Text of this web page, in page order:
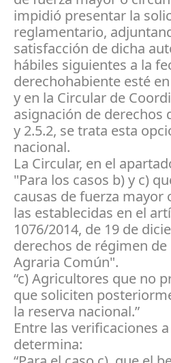
impidió presentar la
reglamentario,
satisfacción de dicha
hábiles siguientes a la
derechohabiente esté
y en la Circular de
asignación de derechos
y 2.5.2, se trata esta
nacional.
La Circular, en el
"Para los casos b) y c)
causas de fuerza mayor
las establecidas en el
1076/2014, de 19 de
derechos de régimen
Agraria Común".
“c) Agricultores que no
que soliciten
la reserva nacional.”
Entre las verificaciones
determina: